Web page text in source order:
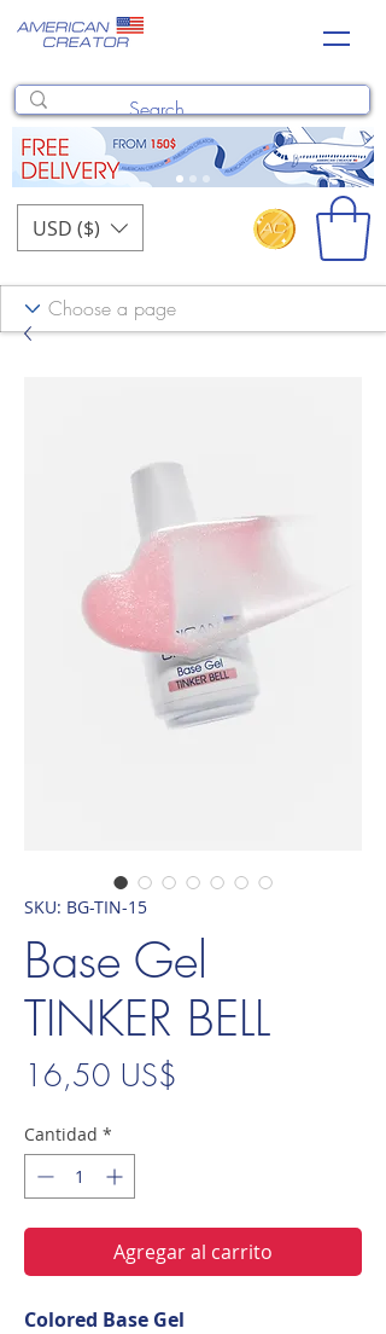
USD ($)
SKU: BG-TIN-15
Base Gel
TINKER BELL
16,50 US$
Cantidad *
Agregar al carrito
Colored Base Gel